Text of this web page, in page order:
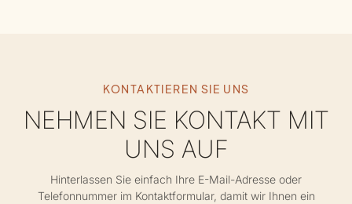
KONTAKTIEREN SIE UNS
NEHMEN SIE KONTAKT MIT
UNS AUF
Hinterlassen Sie einfach Ihre E-Mail-Adresse oder
Telefonnummer im Kontaktformular, damit wir Ihnen ein